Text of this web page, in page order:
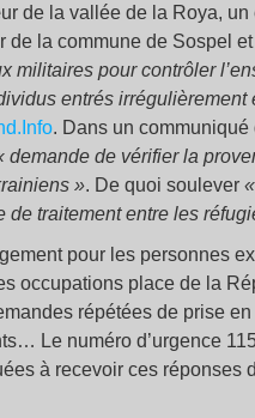
de la vallée de la Roya,
de la commune de Sospel
militaires pour contrôler
entrés irrégulièrement
. Dans un
demande de vérifier la
». De quoi soulever
de traitement entre les
pour les personnes
occupations place de la
répétées de prise
Le numéro d’urgence
à recevoir ces réponses